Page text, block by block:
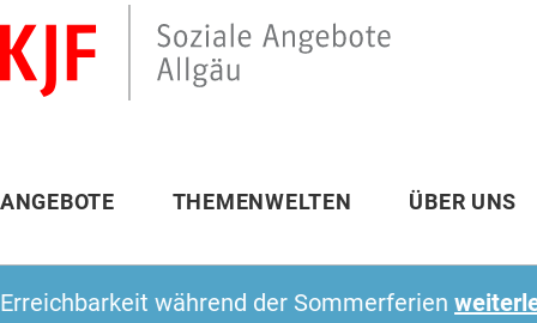
ANGEBOTE THEMENWELTEN ÜBER UNS
während der Sommerferien weiterlesen+++